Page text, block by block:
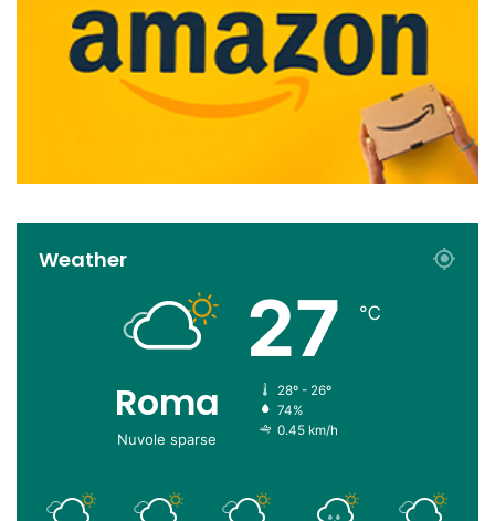
Weather
Roma
Nuvole sparse
27 ℃
28º - 26º
74%
0.45 km/h